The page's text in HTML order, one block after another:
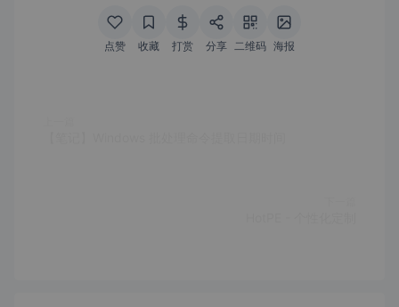
点赞 收藏 打赏 分享 二维码 海报